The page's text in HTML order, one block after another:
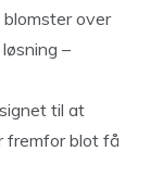
over
–
til at
fremfor blot få